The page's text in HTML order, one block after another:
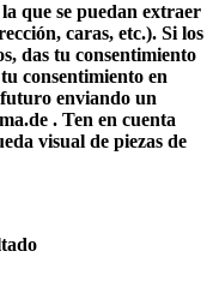
que se puedan extraer
caras, etc.). Si los
das tu consentimiento
consentimiento en
enviando un
. Ten en cuenta
visual de piezas de